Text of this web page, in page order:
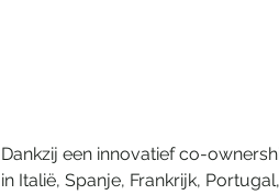
Dankzij een innovatief co-
in Italië, Spanje, Frankrijk,